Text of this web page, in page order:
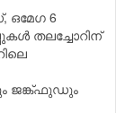
ഒമേഗ 6
തലച്ചോറിന്
ജങ്ക്ഫുഡും